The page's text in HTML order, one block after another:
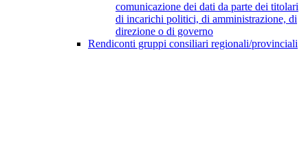
comunicazione dei dati da parte dei titolari
di incarichi politici, di amministrazione, di
direzione o di governo
Rendiconti gruppi consiliari regionali/provinciali